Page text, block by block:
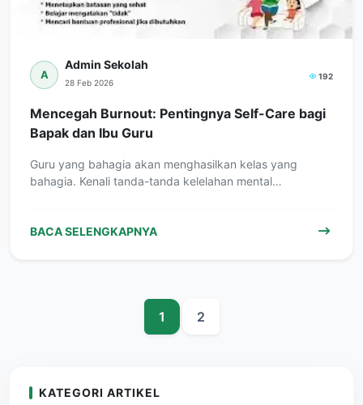
A
Admin Sekolah
28 Feb 2026
192
Mencegah Burnout: Pentingnya Self-Care bagi
Bapak dan Ibu Guru
Guru yang bahagia akan menghasilkan kelas yang
bahagia. Kenali tanda-tanda kelelahan mental…
BACA SELENGKAPNYA
1 2
KATEGORI ARTIKEL